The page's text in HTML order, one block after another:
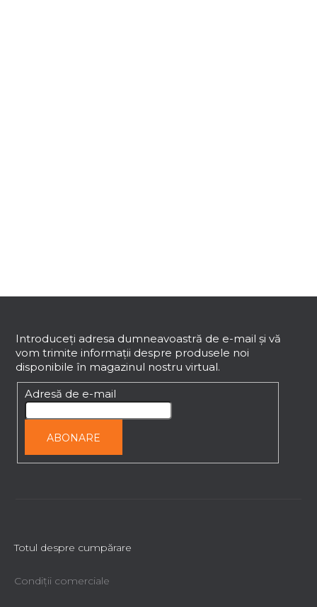
Introduceţi adresa dumneavoastră de e-mail şi vă
vom trimite informaţii despre produsele noi
disponibile în magazinul nostru virtual.
Adresă de e-mail
ABONARE
Totul despre cumpărare
Condiții comerciale